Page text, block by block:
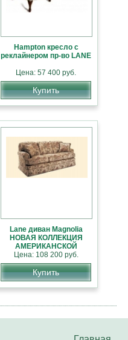
Hampton кресло с
реклайнером пр-во LANE
Цена: 57 400 руб.
Купить
Lane диван Magnolia
НОВАЯ КОЛЛЕКЦИЯ
АМЕРИКАНСКОЙ
МЕБЕЛИ
Цена: 108 200 руб.
Купить